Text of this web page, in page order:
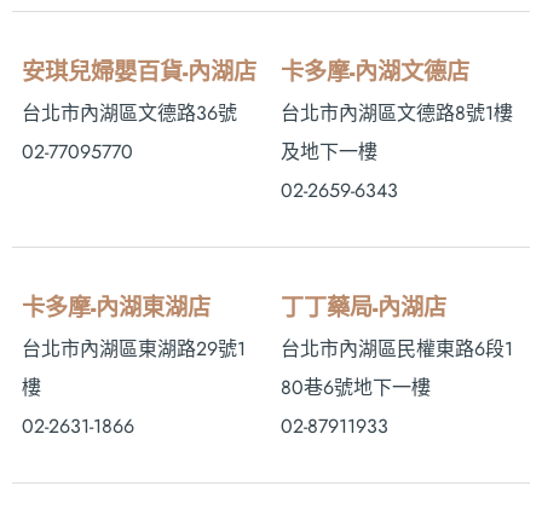
安琪兒婦嬰百貨-內湖店
台北市內湖區文德路36號
02-77095770
卡多摩-內湖文德店
台北市內湖區文德路8號1樓
及地下一樓
02-2659-6343
卡多摩-內湖東湖店
台北市內湖區東湖路29號1
樓
02-2631-1866
丁丁藥局-內湖店
台北市內湖區民權東路6段1
80巷6號地下一樓
02-87911933